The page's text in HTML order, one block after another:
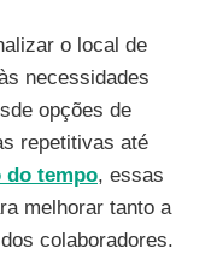
o local de
necessidades
opções de
repetitivas até
do tempo, essas
melhorar tanto a
colaboradores.